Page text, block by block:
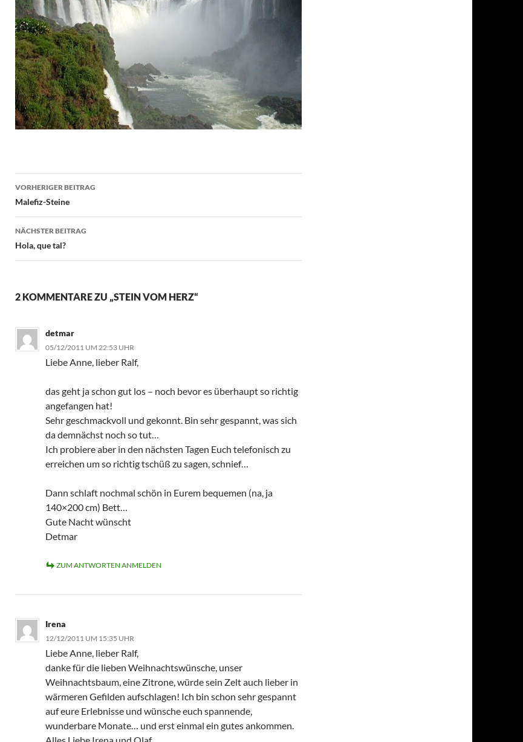
Beitragsnavigation
VORHERIGER BEITRAG
Malefiz-Steine
NÄCHSTER BEITRAG
Hola, que tal?
2 KOMMENTARE ZU „STEIN VOM HERZ“
detmar
05/12/2011 UM 22:53 UHR
Liebe Anne, lieber Ralf,
das geht ja schon gut los – noch bevor es überhaupt so richtig
angefangen hat!
Sehr geschmackvoll und gekonnt. Bin sehr gespannt, was sich
da demnächst noch so tut…
Ich probiere aber in den nächsten Tagen Euch telefonisch zu
erreichen um so richtig tschüß zu sagen, schnief…
Dann schlaft nochmal schön in Eurem bequemen (na, ja
140×200 cm) Bett…
Gute Nacht wünscht
Detmar
ZUM ANTWORTEN ANMELDEN
Irena
12/12/2011 UM 15:35 UHR
Liebe Anne, lieber Ralf,
danke für die lieben Weihnachtswünsche, unser
Weihnachtsbaum, eine Zitrone, würde sein Zelt auch lieber in
wärmeren Gefilden aufschlagen! Ich bin schon sehr gespannt
auf eure Erlebnisse und wünsche euch spannende,
wunderbare Monate… und erst einmal ein gutes ankommen.